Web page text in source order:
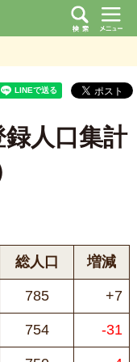
人口集計
総人口 増減
785 +7
754 -31